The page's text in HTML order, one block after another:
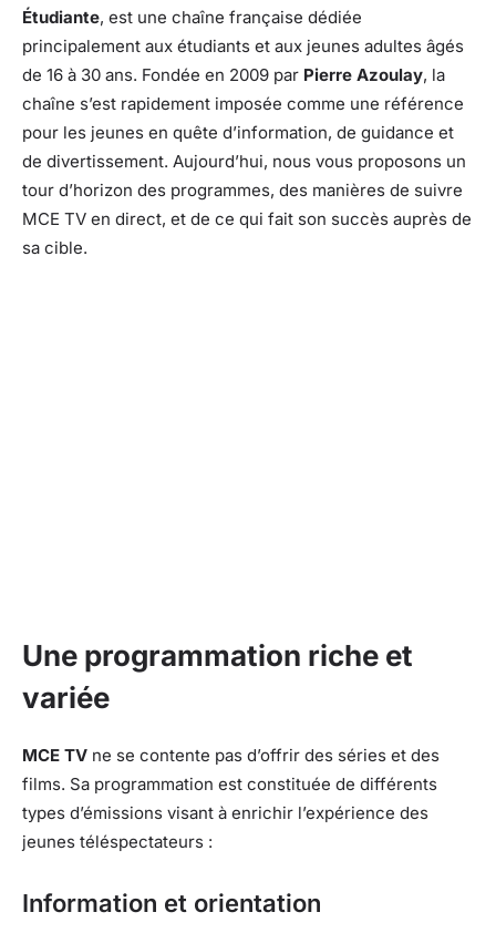
Étudiante, est une chaîne française dédiée
principalement aux étudiants et aux jeunes adultes âgés
de 16 à 30 ans. Fondée en 2009 par Pierre Azoulay, la
chaîne s’est rapidement imposée comme une référence
pour les jeunes en quête d’information, de guidance et
de divertissement. Aujourd’hui, nous vous proposons un
tour d’horizon des programmes, des manières de suivre
MCE TV en direct, et de ce qui fait son succès auprès de
sa cible.
Une programmation riche et
variée
MCE TV ne se contente pas d’offrir des séries et des
films. Sa programmation est constituée de différents
types d’émissions visant à enrichir l’expérience des
jeunes téléspectateurs :
Information et orientation